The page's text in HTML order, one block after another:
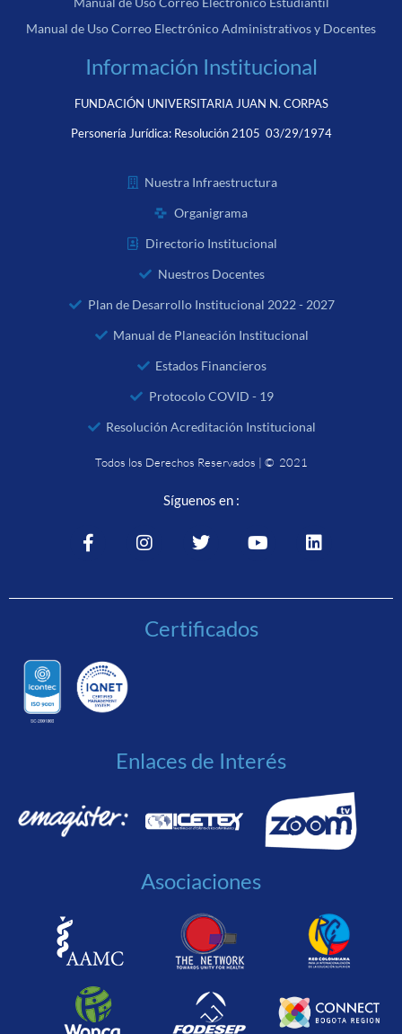
Manual de Uso Correo Electrónico Administrativos y Docentes
Información Institucional
FUNDACIÓN UNIVERSITARIA JUAN N. CORPAS
Personería Jurídica: Resolución 2105 03/29/1974
Nuestra Infraestructura
Organigrama
Directorio Institucional
Nuestros Docentes
Plan de Desarrollo Institucional 2022 - 2027
Manual de Planeación Institucional
Estados Financieros
Protocolo COVID - 19
Resolución Acreditación Institucional
Todos los Derechos Reservados | © 2021
Síguenos en :
Certificados
Enlaces de Interés
Asociaciones